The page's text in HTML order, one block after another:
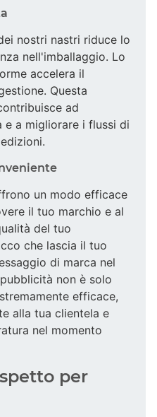
nostri nastri riduce lo
nell'imballaggio. Lo
accelera il
Questa
ad
a migliorare i flussi di
un modo efficace
il tuo marchio e al
del tuo
che lascia il tuo
di marca nel
non è solo
efficace,
alla tua clientela e
nel momento
per